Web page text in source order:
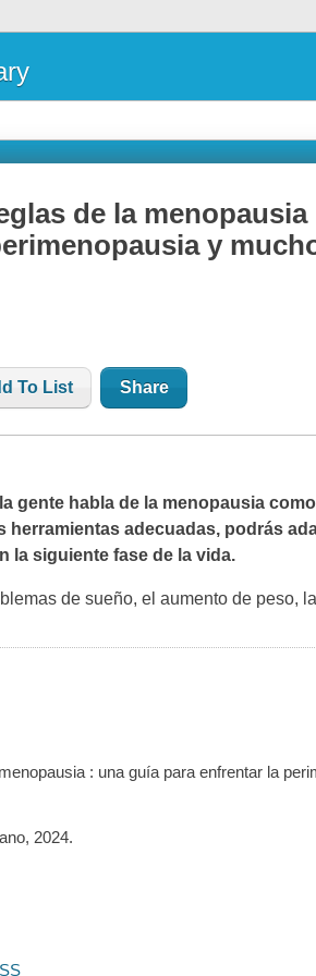
de la
y
To List Share
gente habla de la menopausia
herramientas adecuadas, podrás
la siguiente fase de la vida.
de sueño, el aumento de peso,
: una guía para enfrentar la
2024.